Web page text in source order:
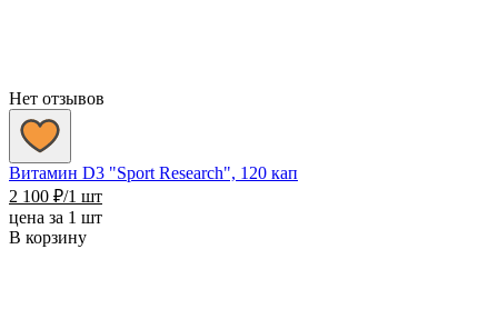
Нет отзывов
Витамин D3 "Sport Research", 120 кап
2 100 ₽/1 шт
цена за 1 шт
В корзину